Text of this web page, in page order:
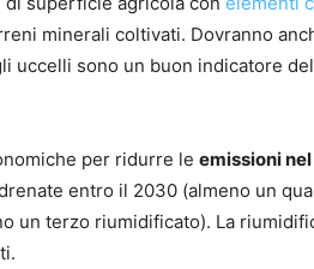
minerali coltivati. Dovranno
uccelli sono un buon indicatore
per ridurre le emissioni
entro il 2030 (almeno un
un terzo riumidificato). La